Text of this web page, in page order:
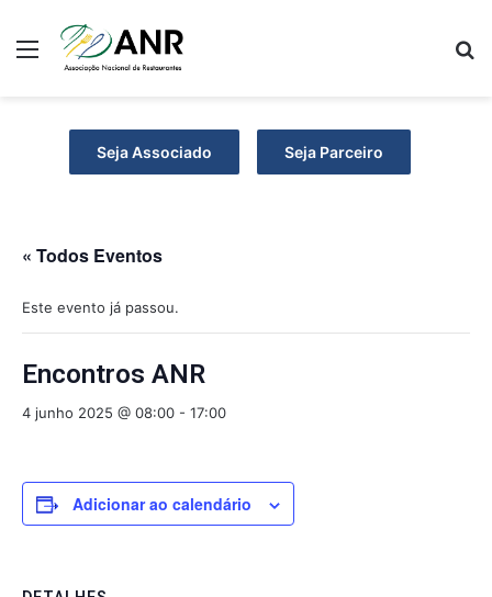
Menu
Seja Associado Seja Parceiro
« Todos Eventos
Este evento já passou.
Encontros ANR
4 junho 2025 @ 08:00 - 17:00
Adicionar ao calendário